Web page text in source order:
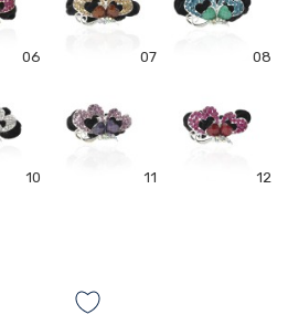
06 07 08
10 11 12